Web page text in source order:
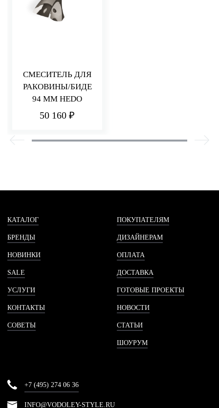
СМЕСИТЕЛЬ ДЛЯ
РАКОВИНЫ/БИДЕ
94 ММ HEDO
50 160 ₽
КАТАЛОГ
БРЕНДЫ
НОВИНКИ
SALE
УСЛУГИ
КОНТАКТЫ
СОВЕТЫ
ПОКУПАТЕЛЯМ
ДИЗАЙНЕРАМ
ОПЛАТА
ДОСТАВКА
ГОТОВЫЕ ПРОЕКТЫ
НОВОСТИ
СТАТЬИ
ШОУРУМ
+7 (495) 274 06 36
INFO@VODOLEY-STYLE.RU